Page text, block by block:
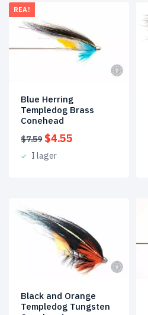
REA!
Blue Herring
Templedog Brass
Conehead
$7.59 Det
ursprungliga
priset
$4.55
I lager
Black and Orange
Templedog Tungsten